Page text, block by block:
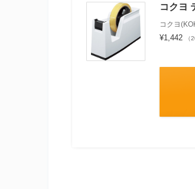
コクヨ
コクヨ
¥1,442 （